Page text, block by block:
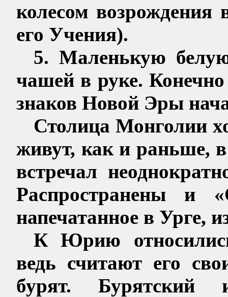
колесом возрождения
его Учения).
5. Маленькую
чашей в руке.
знаков Новой Эры
Столица Монголии
живут, как и раньше,
встречал
Распространены и
напечатанное в Урге,
К Юрию
ведь считают его
бурят.